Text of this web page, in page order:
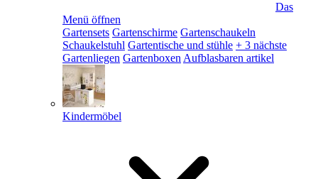
Das
Menü öffnen
Gartensets Gartenschirme Gartenschaukeln
Schaukelstuhl Gartentische und stühle + 3 nächste
Gartenliegen Gartenboxen Aufblasbaren artikel
Kindermöbel